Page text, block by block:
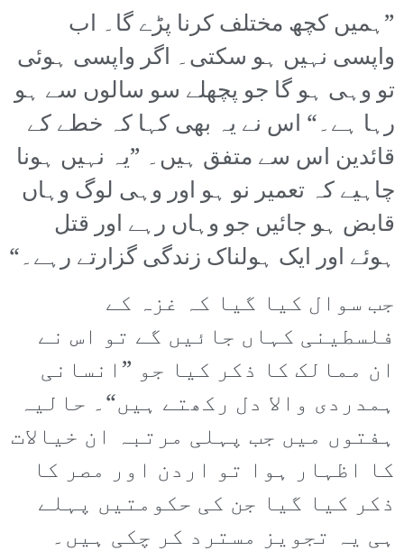
”ہمیں کچھ مختلف کرنا پڑے گا۔ اب
واپسی نہیں ہو سکتی۔ اگر واپسی ہوئی
تو وہی ہو گا جو پچھلے سو سالوں سے ہو
رہا ہے۔“ اس نے یہ بھی کہا کہ خطے کے
قائدین اس سے متفق ہیں۔ ”یہ نہیں ہونا
چاہیے کہ تعمیر نو ہو اور وہی لوگ وہاں
قابض ہو جائیں جو وہاں رہے اور قتل
ہوئے اور ایک ہولناک زندگی گزارتے رہے۔“
جب سوال کیا گیا کہ غزہ کے
فلسطینی کہاں جائیں گے تو اس نے
ان ممالک کا ذکر کیا جو ”انسانی
ہمدردی والا دل رکھتے ہیں“۔ حالیہ
ہفتوں میں جب پہلی مرتبہ ان خیالات
کا اظہار ہوا تو اردن اور مصر کا
ذکر کیا گیا جن کی حکومتیں پہلے
ہی یہ تجویز مسترد کر چکی ہیں۔